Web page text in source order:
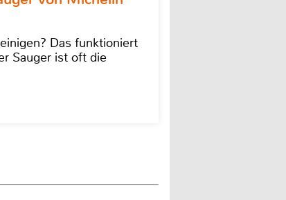
Das funktioniert
Sauger ist oft die